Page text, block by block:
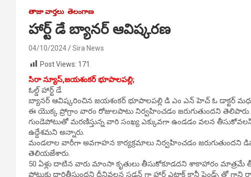
తాజా వార్తలు తెలంగాణ
హార్ట్ డే బ్యానర్ ఆవిష్కరణ
04/10/2024
Sira News
Post Views: 171
సిరా న్యూస్,జయశంకర్ భూపాలపల్లి;
ఓల్డ్ హార్ట్ డే
బ్యానర్ ఆవిష్కరించిన జయశంకర్ భూపాలపల్లి డి ఎం ఎన్ హెచ్ ఓ డాక్టర్
ఈ యొక్క ప్రోగ్రాం వారం రోజులపాటు నిర్వహించడం జరుగుతుందని తెలిపారు.
గుండెపోటుతో మరణిస్తున్న వారి సంఖ్య ఎక్కువగా ఉండడం వలన
ఉద్దేశమని అన్నారు.
మండలాల వారీగా అవగాహన కార్యక్రమాలు నిర్వహించడం జరుగుతుందని
తెలియజేశారు.
50 ఏళ్లు దాటిన వారు మాంసా కృతులు తీసుకోకూడదని శాకాహారం మాత్రమే
పోటుకు దారితీస్తుందని దీనివలన సడన్ గా హార్ట్ ఎటాక్ కానీ ఫ్రెండ్స్ తో గాని